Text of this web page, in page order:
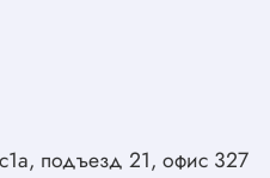
подъезд 21, офис 327